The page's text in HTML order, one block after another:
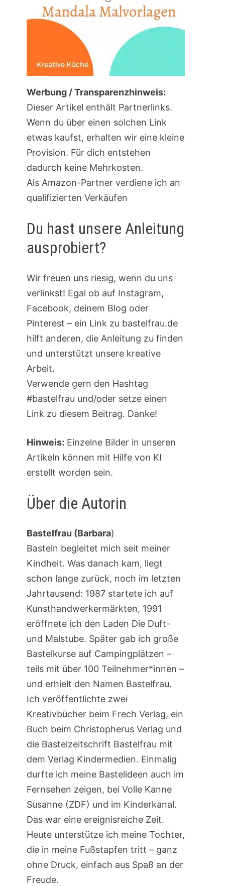
Werbung / Transparenzhinweis:
Dieser Artikel enthält Partnerlinks.
Wenn du über einen solchen Link
etwas kaufst, erhalten wir eine kleine
Provision. Für dich entstehen
dadurch keine Mehrkosten.
Als Amazon-Partner verdiene ich an
qualifizierten Verkäufen
Du hast unsere Anleitung
ausprobiert?
Wir freuen uns riesig, wenn du uns
verlinkst! Egal ob auf Instagram,
Facebook, deinem Blog oder
Pinterest – ein Link zu bastelfrau.de
hilft anderen, die Anleitung zu finden
und unterstützt unsere kreative
Arbeit.
Verwende gern den Hashtag
#bastelfrau und/oder setze einen
Link zu diesem Beitrag. Danke!
Hinweis: Einzelne Bilder in unseren
Artikeln können mit Hilfe von KI
erstellt worden sein.
Über die Autorin
Bastelfrau (Barbara)
Basteln begleitet mich seit meiner
Kindheit. Was danach kam, liegt
schon lange zurück, noch im letzten
Jahrtausend: 1987 startete ich auf
Kunsthandwerkermärkten, 1991
eröffnete ich den Laden Die Duft-
und Malstube. Später gab ich große
Bastelkurse auf Campingplätzen –
teils mit über 100 Teilnehmer*innen –
und erhielt den Namen Bastelfrau.
Ich veröffentlichte zwei
Kreativbücher beim Frech Verlag, ein
Buch beim Christopherus Verlag und
die Bastelzeitschrift Bastelfrau mit
dem Verlag Kindermedien. Einmalig
durfte ich meine Bastelideen auch im
Fernsehen zeigen, bei Volle Kanne
Susanne (ZDF) und im Kinderkanal.
Das war eine ereignisreiche Zeit.
Heute unterstütze ich meine Tochter,
die in meine Fußstapfen tritt – ganz
ohne Druck, einfach aus Spaß an der
Freude.